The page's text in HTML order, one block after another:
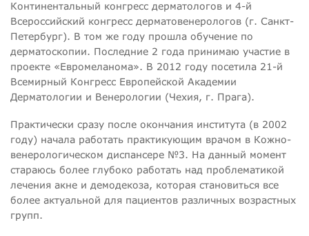
Континентальный конгресс дерматологов и 4-й
Всероссийский конгресс дерматовенерологов (г. Санкт-
Петербург). В том же году прошла обучение по
дерматоскопии. Последние 2 года принимаю участие в
проекте «Евромеланома». В 2012 году посетила 21-й
Всемирный Конгресс Европейской Академии
Дерматологии и Венерологии (Чехия, г. Прага).
Практически сразу после окончания института (в 2002
году) начала работать практикующим врачом в Кожно-
венерологическом диспансере №3. На данный момент
стараюсь более глубоко работать над проблематикой
лечения акне и демодекоза, которая становиться все
более актуальной для пациентов различных возрастных
групп.